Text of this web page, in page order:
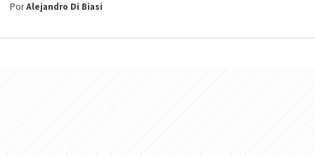
PorAlejandro Di Biasi